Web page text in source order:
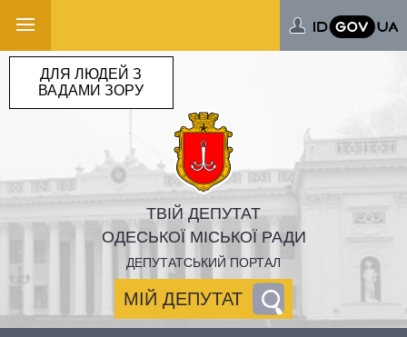
ТВІЙ ДЕПУТАТ
ОДЕСЬКОЇ МІСЬКОЇ РАДИ
ДЕПУТАТСЬКИЙ ПОРТАЛ
МІЙ ДЕПУТАТ
ДЛЯ ЛЮДЕЙ З
ВАДАМИ ЗОРУ